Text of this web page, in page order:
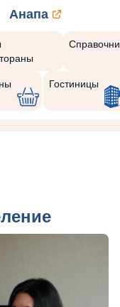
Анапа
Гостиницы